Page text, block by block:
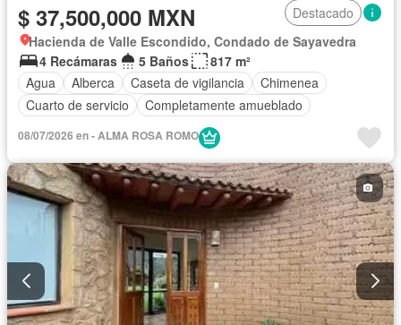
$ 37,500,000 MXN
Destacado
Hacienda de Valle Escondido, Condado de Sayavedra
4 Recámaras
5 Baños
817 m²
Agua
Alberca Caseta de vigilancia
Chimenea
Cuarto de servicio
Completamente amueblado
08/07/2026 en - ALMA ROSA ROMO